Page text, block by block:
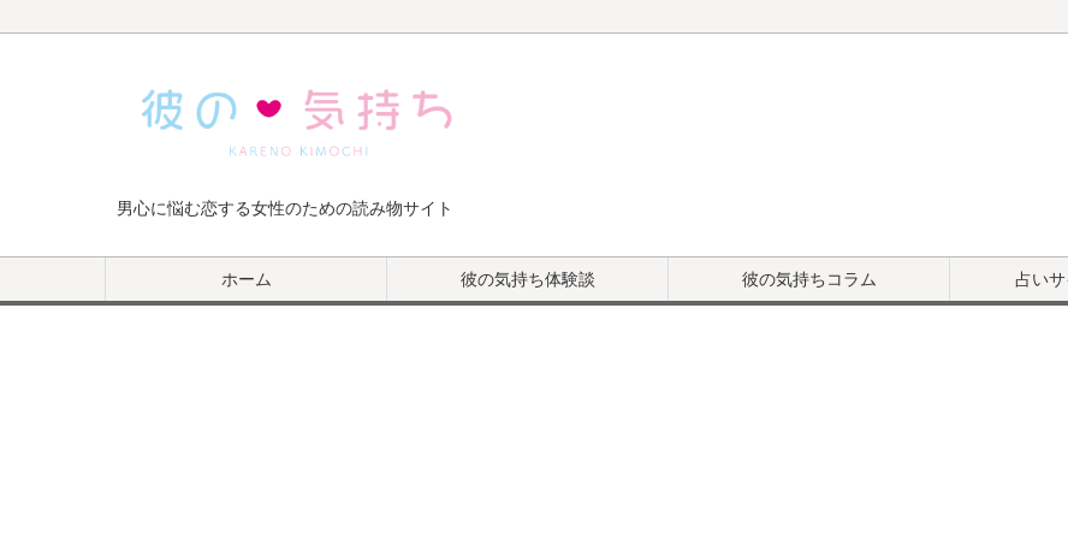
男心に悩む恋する女性のための読み物サイト
ホーム 彼の気持ち体験談 彼の気持ちコラム 占い